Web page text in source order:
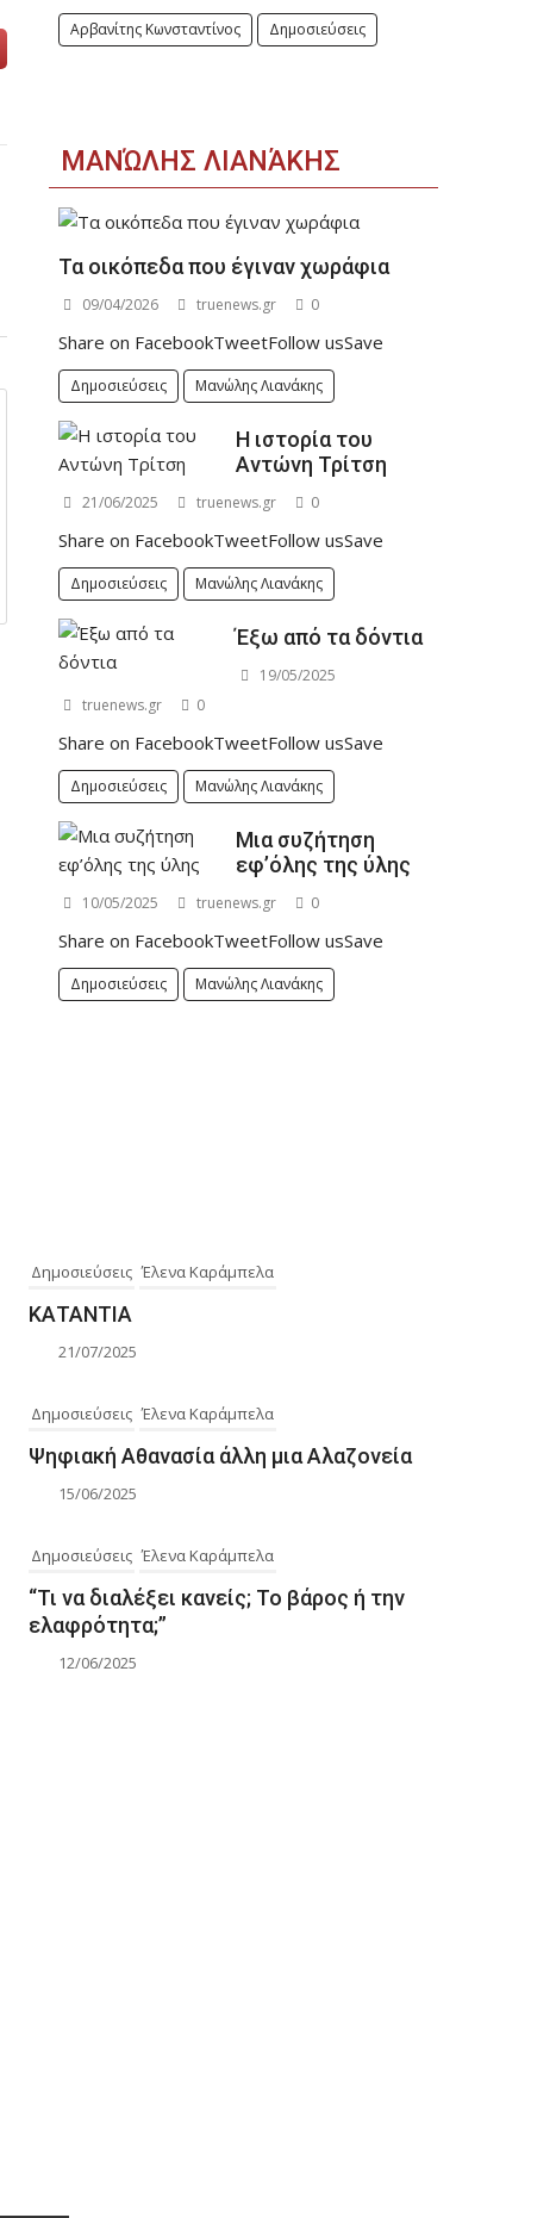
Αρβανίτης Κωνσταντίνος Δημοσιεύσεις
ΜΑΝΏΛΗΣ ΛΙΑΝΆΚΗΣ
Τα οικόπεδα που έγιναν χωράφια
09/04/2026 truenews.gr 0
Share on FacebookTweetFollow usSave
Δημοσιεύσεις Μανώλης Λιανάκης
Η ιστορία του
Αντώνη Τρίτση
21/06/2025 truenews.gr 0
Share on FacebookTweetFollow usSave
Δημοσιεύσεις Μανώλης Λιανάκης
Έξω από τα δόντια
19/05/2025
truenews.gr
0
Share on FacebookTweetFollow usSave
Δημοσιεύσεις Μανώλης Λιανάκης
Μια συζήτηση
εφ’όλης της ύλης
10/05/2025 truenews.gr 0
Share on FacebookTweetFollow usSave
Δημοσιεύσεις Μανώλης Λιανάκης
Δημοσιεύσεις Έλενα Καράμπελα
ΚΑΤΑΝΤΙΑ
21/07/2025
Δημοσιεύσεις Έλενα Καράμπελα
Ψηφιακή Αθανασία άλλη μια Αλαζονεία
15/06/2025
Δημοσιεύσεις Έλενα Καράμπελα
“Τι να διαλέξει κανείς; Το βάρος ή την
ελαφρότητα;”
12/06/2025